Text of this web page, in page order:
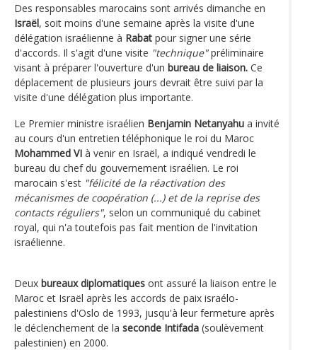
Des responsables marocains sont arrivés dimanche en
Israël, soit moins d'une semaine après la visite d'une
délégation israélienne à Rabat pour signer une série
d'accords. Il s'agit d'une visite "technique"préliminaire
visant à préparer l'ouverture d'un bureau de liaison. Ce
déplacement de plusieurs jours devrait être suivi par la
visite d'une délégation plus importante.
Le Premier ministre israélien Benjamin Netanyahu a invité
au cours d'un entretien téléphonique le roi du Maroc
Mohammed VI à venir en Israël, a indiqué vendredi le
bureau du chef du gouvernement israélien. Le roi
marocain s'est "félicité de la réactivation des
mécanismes de coopération (...) et de la reprise des
contacts réguliers", selon un communiqué du cabinet
royal, qui n'a toutefois pas fait mention de l'invitation
israélienne.
Deux bureaux diplomatiques ont assuré la liaison entre le
Maroc et Israël après les accords de paix israélo-
palestiniens d'Oslo de 1993, jusqu'à leur fermeture après
le déclenchement de la seconde Intifada (soulèvement
palestinien) en 2000.